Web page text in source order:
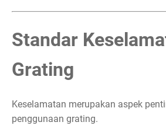
Standar
Grating
Keselamatan merupakan aspek
penggunaan grating.